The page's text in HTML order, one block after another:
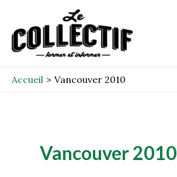
contenu
Accueil Vancouver 2010
Vancouver 2010